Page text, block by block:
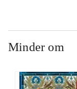
Minder om